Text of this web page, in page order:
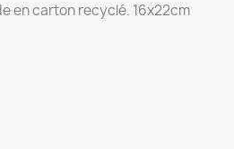
en carton recyclé. 16x22cm